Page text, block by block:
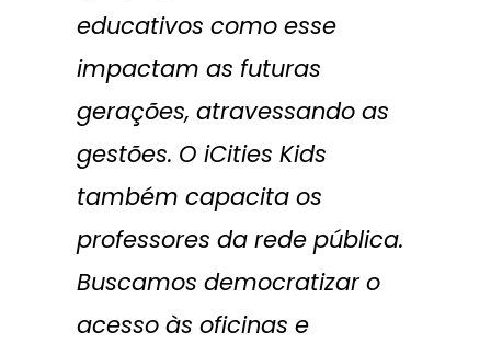
educativos como esse
impactam as futuras
gerações, atravessando as
gestões. O iCities Kids
também capacita os
professores da rede pública.
Buscamos democratizar o
acesso às oficinas e